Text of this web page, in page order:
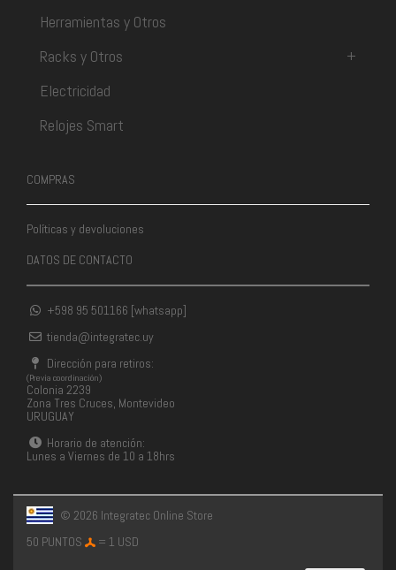
Herramientas y Otros
Racks y Otros
+
Electricidad
Relojes Smart
COMPRAS
Políticas y devoluciones
DATOS DE CONTACTO
+598 95 501166 [whatsapp]
tienda@integratec.uy
Dirección para retiros:
(Previa coordinación)
Colonia 2239
Zona Tres Cruces, Montevideo
URUGUAY
Horario de atención:
Lunes a Viernes de 10 a 18hrs
© 2026 Integratec Online Store
50 PUNTOS
= 1 USD